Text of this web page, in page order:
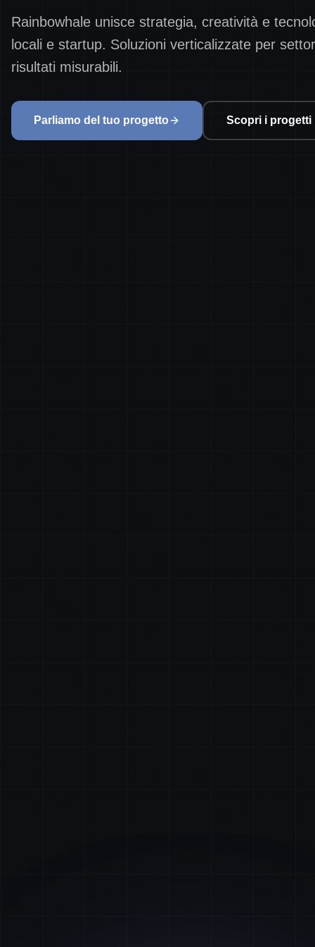
Rainbowhale unisce strategia, creatività e
locali e startup. Soluzioni verticalizzate per
risultati misurabili.
Parliamo del tuo progetto Scopri i progetti